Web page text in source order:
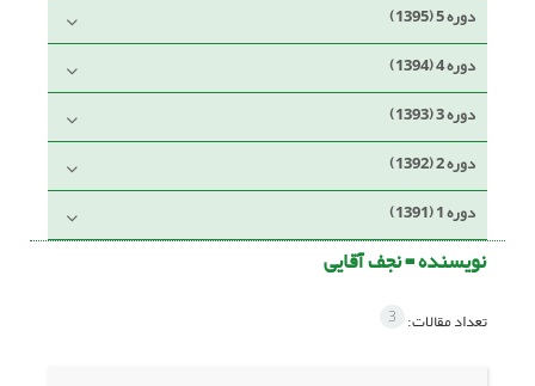
دوره 5 (1395)
دوره 4 (1394)
دوره 3 (1393)
دوره 2 (1392)
دوره 1 (1391)
نویسنده =نجف آقایی
تعداد مقالات: 3